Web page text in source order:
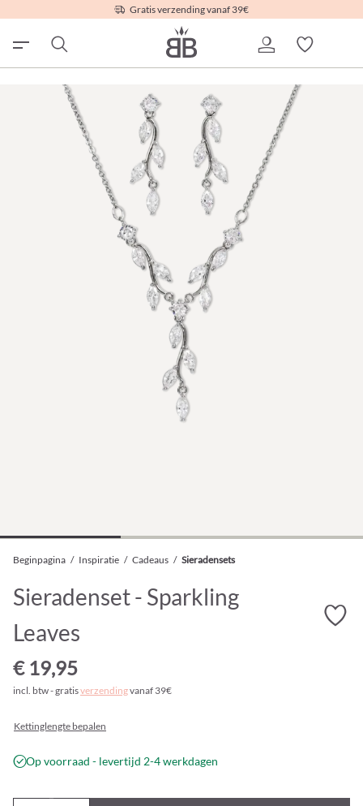
Gratis verzending vanaf 39€
Beginpagina / Inspiratie / Cadeaus / Sieradensets
Sieradenset - Sparkling
Leaves
€ 19,95
incl. btw - gratisverzendingvanaf 39€
Kettinglengte bepalen
Op voorraad - levertijd 2-4 werkdagen